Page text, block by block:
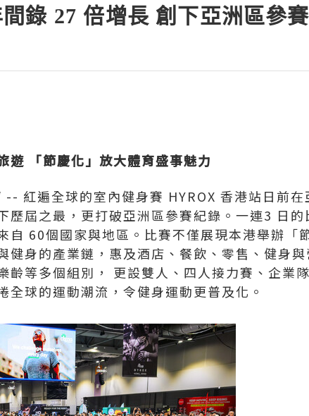
錄 27 倍增長 創下亞洲區參
遊 「節慶化」放大體育盛事魅力
紅遍全球的室內健身賽 HYROX 香港站日前在
歷屆之最，更打破亞洲區參賽紀錄。一連3 日
自 60個國家與地區。比賽不僅展現本港舉辦「
健身的產業鏈，惠及酒店、餐飲、零售、健身
齡等多個組別， 更設雙人、四人接力賽、企業
全球的運動潮流，令健身運動更普及化。